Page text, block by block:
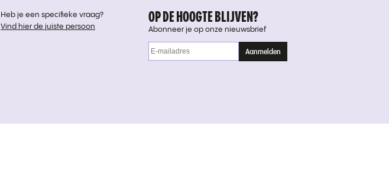
Heb je een specifieke vraag?
Vind hier de juiste persoon
OP DE HOOGTE BLIJVEN?
Abonneer je op onze nieuwsbrief